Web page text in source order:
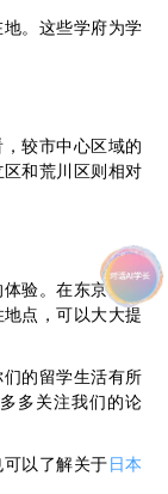
。这些学府为学
较市中心区域的
和荒川区则相对
验。在东京，多
点，可以大大提
的留学生活有所
多关注我们的论
以了解关于 日本